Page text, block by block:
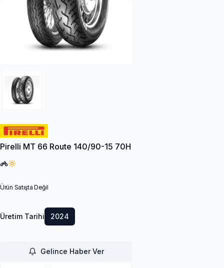
Pirelli MT 66 Route 140/90-15 70H
Ürün Satışta Değil
Üretim Tarihi 2024
Gelince Haber Ver